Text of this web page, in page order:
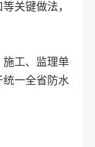
关键做法，
施工、监理单
一全省防水